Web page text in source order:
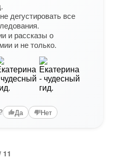
дегустировать все
и рассказы о
и не только.
Да Нет
11